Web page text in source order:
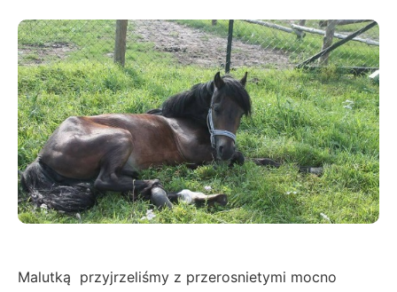
Malutką przyjrzeliśmy z przerosnietymi mocno